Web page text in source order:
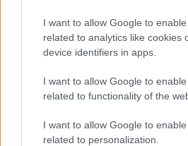
I want to allow Google to
related to analytics like cookies
device identifiers in apps.
I want to allow Google to
related to functionality of the
I want to allow Google to
related to personalization.
Στις 2 Ιουνίου απολογείται ο